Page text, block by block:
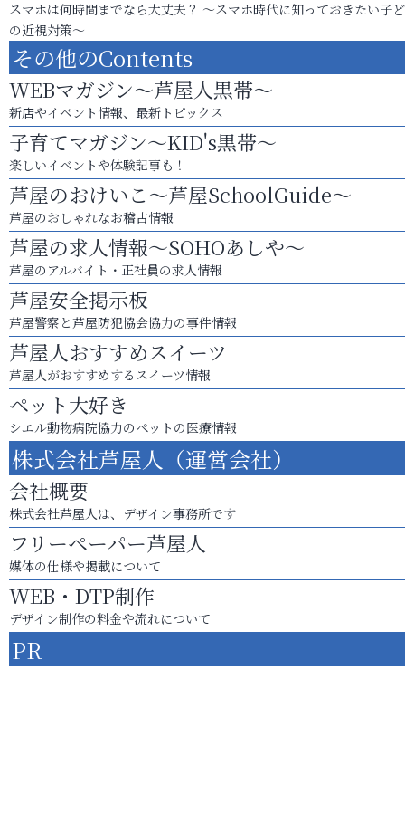
スマホは何時間までなら大丈夫？ ～スマホ時代に知っておきたい子
の近視対策～
その他のContents
WEBマガジン～芦屋人黒帯～
新店やイベント情報、最新トピックス
子育てマガジン～KID's黒帯～
楽しいイベントや体験記事も！
芦屋のおけいこ～芦屋SchoolGuide～
芦屋のおしゃれなお稽古情報
芦屋の求人情報～SOHOあしや～
芦屋のアルバイト・正社員の求人情報
芦屋安全掲示板
芦屋警察と芦屋防犯協会協力の事件情報
芦屋人おすすめスイーツ
芦屋人がおすすめするスイーツ情報
ペット大好き
シエル動物病院協力のペットの医療情報
株式会社芦屋人（運営会社）
会社概要
株式会社芦屋人は、デザイン事務所です
フリーペーパー芦屋人
媒体の仕様や掲載について
WEB・DTP制作
デザイン制作の料金や流れについて
PR